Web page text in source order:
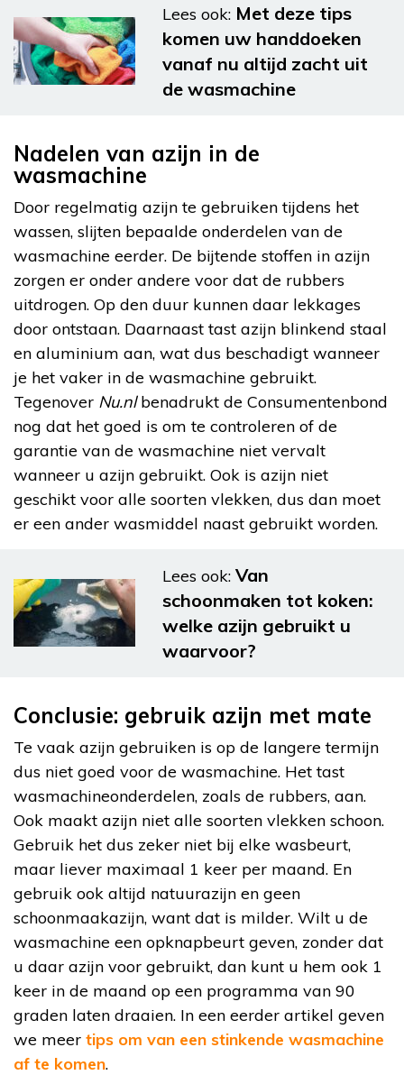
Lees ook: Met deze tips
komen uw handdoeken
vanaf nu altijd zacht uit
de wasmachine
Nadelen van azijn in de
wasmachine
Door regelmatig azijn te gebruiken tijdens het
wassen, slijten bepaalde onderdelen van de
wasmachine eerder. De bijtende stoffen in azijn
zorgen er onder andere voor dat de rubbers
uitdrogen. Op den duur kunnen daar lekkages
door ontstaan. Daarnaast tast azijn blinkend staal
en aluminium aan, wat dus beschadigt wanneer
je het vaker in de wasmachine gebruikt.
Tegenover Nu.nlbenadrukt de Consumentenbond
nog dat het goed is om te controleren of de
garantie van de wasmachine niet vervalt
wanneer u azijn gebruikt. Ook is azijn niet
geschikt voor alle soorten vlekken, dus dan moet
er een ander wasmiddel naast gebruikt worden.
Lees ook: Van
schoonmaken tot koken:
welke azijn gebruikt u
waarvoor?
Conclusie: gebruik azijn met mate
Te vaak azijn gebruiken is op de langere termijn
dus niet goed voor de wasmachine. Het tast
wasmachineonderdelen, zoals de rubbers, aan.
Ook maakt azijn niet alle soorten vlekken schoon.
Gebruik het dus zeker niet bij elke wasbeurt,
maar liever maximaal 1 keer per maand. En
gebruik ook altijd natuurazijn en geen
schoonmaakazijn, want dat is milder. Wilt u de
wasmachine een opknapbeurt geven, zonder dat
u daar azijn voor gebruikt, dan kunt u hem ook 1
keer in de maand op een programma van 90
graden laten draaien. In een eerder artikel geven
we meer tips om van een stinkende wasmachine
af te komen.